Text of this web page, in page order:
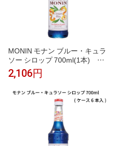
MONIN モナン ブルー・キュラ
ソー シロップ 700ml(1本) ブ
ルーキュラソー 青 オレンジ風味
ブルーハワイ かき氷 ソーダ イ
テル モクテル 割り材 業務用 フ
レーバーシロップ
2,106円